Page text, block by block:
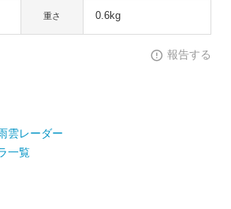
重さ 0.6kg
報告する
雲レーダー
一覧